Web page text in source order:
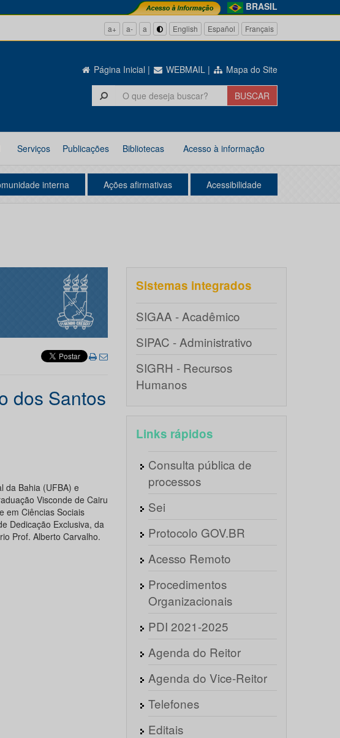
BRASIL
a+ a- a English Español Français
Página Inicial | WEBMAIL | Mapa do Site
Serviços Publicações Bibliotecas Acesso à informação
interna Ações afirmativas Acessibilidade
dos Santos
da Bahia (UFBA) e
Visconde de Cairu
em Ciências Sociais
Dedicação Exclusiva, da
Prof. Alberto Carvalho.
Sistemas integrados
SIGAA - Acadêmico
SIPAC - Administrativo
SIGRH - Recursos
Humanos
Links rápidos
Consulta pública de
processos
Sei
Protocolo GOV.BR
Acesso Remoto
Procedimentos
Organizacionais
PDI 2021-2025
Agenda do Reitor
Agenda do Vice-Reitor
Telefones
Editais